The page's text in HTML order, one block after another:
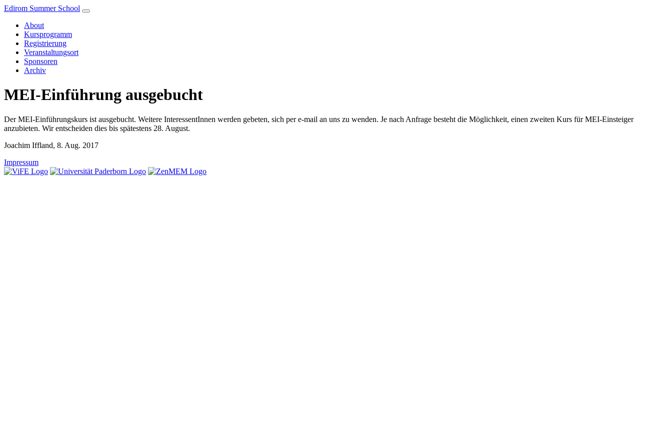
Edirom Summer School
About
Kursprogramm
Registrierung
Veranstaltungsort
Sponsoren
Archiv
MEI-Einführung ausgebucht
Der MEI-Einführungskurs ist ausgebucht. Weitere InteressentInnen werden gebeten, sich per e-mail an uns zu wenden. Je nach Anfrage besteht die Möglichkeit, einen zweiten Kurs für MEI-Einsteiger
anzubieten. Wir entscheiden dies bis spätestens 28. August.
Joachim Iffland, 8. Aug. 2017
Impressum